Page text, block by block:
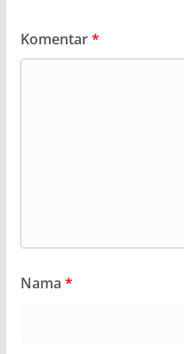
Komentar*
Nama *